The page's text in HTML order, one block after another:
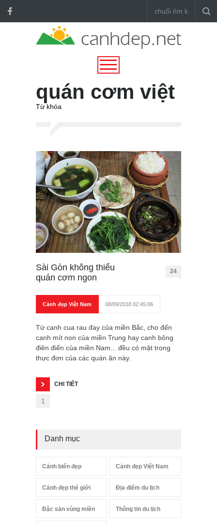
quán cơm việt
Từ khóa
Sài Gòn không thiếu
quán cơm ngon
24
Cảnh đẹp Việt Nam 08/09/2018 02:45:06
Từ canh cua rau đay của miền Bắc, cho đến
canh mít non của miền Trung hay canh bông
điên điển của miền Nam... đều có mặt trong
thực đơn của các quán ăn này.
CHI TIẾT
1
Danh mục
Cảnh biển đẹp Cảnh đẹp Việt Nam
Cảnh đẹp thế giới Địa điểm du lịch
Đặc sản vùng miền Thông tin du lịch